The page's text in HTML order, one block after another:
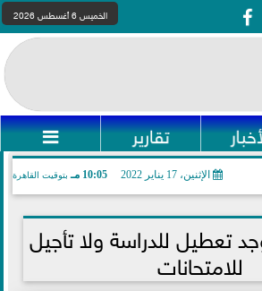
 الخميس 6 أغسطس 2026
تقارير 
الإثنين، 17 يناير 2022 10:05 مـ بتوقيت القاهرة
تعطيل للدراسة ولا تأجيل
للامتحانات